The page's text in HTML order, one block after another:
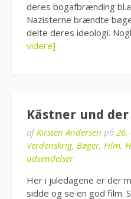
deres bogafbrænding
Nazisterne brændte
delte deres ideologi.
videre]
Kästner und
afKirsten Andersen på 26.
Verdenskrig, Bøger, Film,
udsendelser
Her i juledagene er der
sidde og se en god film.